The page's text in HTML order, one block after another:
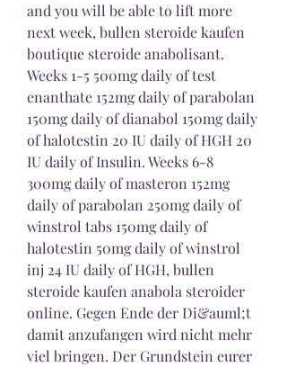
and you will be able to lift more
next week, bullen steroide kaufen
boutique steroide anabolisant.
Weeks 1-5 500mg daily of test
enanthate 152mg daily of parabolan
150mg daily of dianabol 150mg daily
of halotestin 20 IU daily of HGH 20
IU daily of Insulin. Weeks 6-8
300mg daily of masteron 152mg
daily of parabolan 250mg daily of
winstrol tabs 150mg daily of
halotestin 50mg daily of winstrol
inj 24 IU daily of HGH, bullen
steroide kaufen anabola steroider
online. Gegen Ende der Di&auml;t
damit anzufangen wird nicht mehr
viel bringen. Der Grundstein eurer